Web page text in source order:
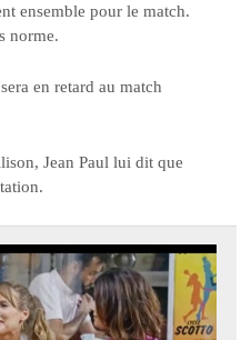
ensemble pour le match.
norme.
en retard au match
Jean Paul lui dit que